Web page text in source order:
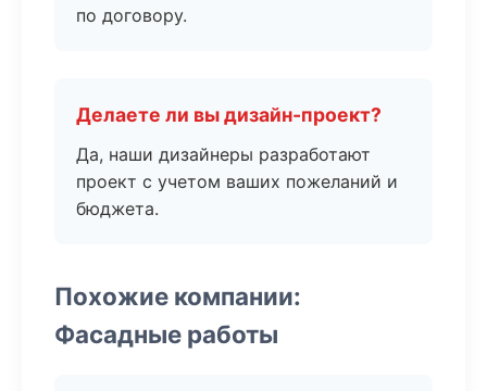
по договору.
Делаете ли вы дизайн-проект?
Да, наши дизайнеры разработают
проект с учетом ваших пожеланий и
бюджета.
Похожие компании:
Фасадные работы